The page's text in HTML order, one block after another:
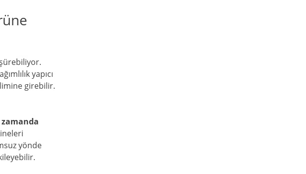
yapıcı
girebilir.
zamanda
yönde